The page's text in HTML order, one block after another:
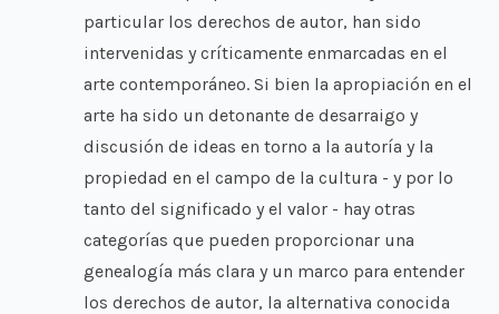
particular los derechos de autor, han sido
intervenidas y críticamente enmarcadas en el
arte contemporáneo. Si bien la apropiación en el
arte ha sido un detonante de desarraigo y
discusión de ideas en torno a la autoría y la
propiedad en el campo de la cultura - y por lo
tanto del significado y el valor - hay otras
categorías que pueden proporcionar una
genealogía más clara y un marco para entender
los derechos de autor, la alternativa conocida